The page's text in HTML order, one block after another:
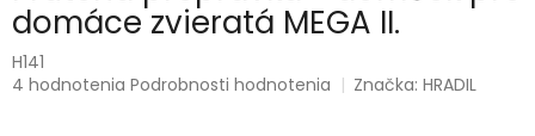
domáce zvieratá MEGA II.
H141
Priemerné
4 hodnotenia Podrobnosti hodnotenia Značka:HRADIL